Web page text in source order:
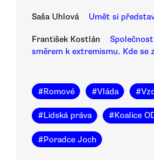
Saša Uhlová Umět si
František Kostlán
směrem k extremismu. Kde se
#Romové #Vláda #
#Lidská práva #Koalice
#Poradce Joch